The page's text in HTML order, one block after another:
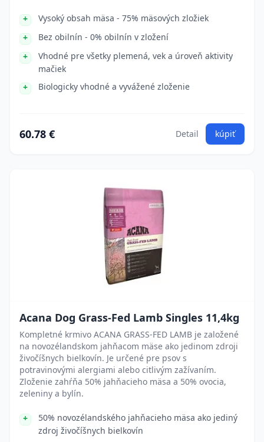
Vysoký obsah mäsa - 75% mäsových zložiek
Bez obilnín - 0% obilnín v zložení
Vhodné pre všetky plemená, vek a úroveň aktivity
mačiek
Biologicky vhodné a vyvážené zloženie
60.78 € Detail kúpiť
Acana Dog Grass-Fed Lamb Singles 11,4kg
Kompletné krmivo ACANA GRASS-FED LAMB je založené
na novozélandskom jahňacom mäse ako jedinom zdroji
živočíšnych bielkovín. Je určené pre psov s
potravinovými alergiami alebo citlivým zažívaním.
Zloženie zahŕňa 50% jahňacieho mäsa a 50% ovocia,
zeleniny a bylín.
50% novozélandského jahňacieho mäsa ako jediný
zdroj živočíšnych bielkovín